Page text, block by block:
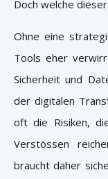
Doch welche
Ohne eine
Tools eher
Sicherheit und
der digitalen
oft die Risiken,
Verstössen
braucht daher